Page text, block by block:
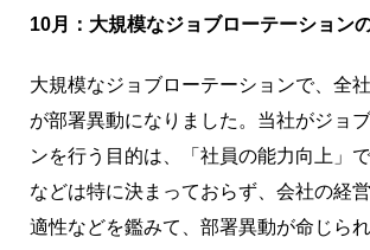
10月：大規模なジョブローテーション
大規模なジョブローテーションで、全
が部署異動になりました。当社がジョ
ンを行う目的は、「社員の能力向上」
などは特に決まっておらず、会社の経
適性などを鑑みて、部署異動が命じら